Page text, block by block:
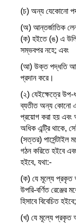
(চ) অন্য যেকোনো
(অ) আন্তর্জাতিক
(ক) হইতে (ঙ) এ
সম্ভবপর নহে; এবং
(আ) উক্ত পদ্ধতি
প্রদান করে।
(২) যেইক্ষেত্রে উপ-
ব্যতীত অন্য কোনো
প্রয়োগ করা হয় এবং
অধিক এন্ট্রি থাকে,
(সত্তর) পার্সেন্টাইল
গঠন করিতে হইবে এবং
হইবে, যথা:-
(ক) যে মূল্যে প্রকৃত
উপরি-বর্ণিত
হিসাবে বিবেচিত হইবে;
(খ) যে মূল্যে প্রকৃত